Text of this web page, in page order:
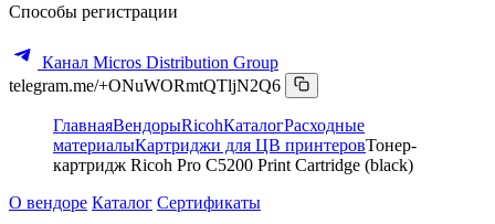
Способы регистрации
Канал Micros Distribution Group
telegram.me/+ONuWORmtQTljN2Q6
ГлавнаяВендорыRicohКаталогРасходные
материалыКартриджи для ЦВ принтеровТонер-
картридж Ricoh Pro C5200 Print Cartridge (black)
О вендоре Каталог Сертификаты